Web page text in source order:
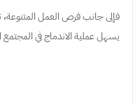
فإلى جانب فرص العمل المتنوعة،
يسهل عملية الاندماج في